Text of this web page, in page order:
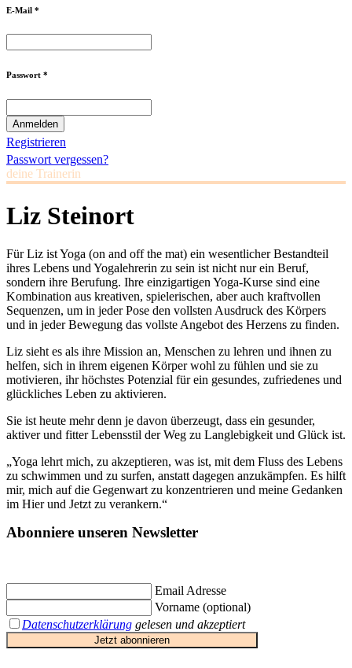
E-Mail *
Passwort *
Registrieren
Passwort vergessen?
deine Trainerin
Liz Steinort
Für Liz ist Yoga (on and off the mat) ein wesentlicher Bestandteil
ihres Lebens und Yogalehrerin zu sein ist nicht nur ein Beruf,
sondern ihre Berufung. Ihre einzigartigen Yoga-Kurse sind eine
Kombination aus kreativen, spielerischen, aber auch kraftvollen
Sequenzen, um in jeder Pose den vollsten Ausdruck des Körpers
und in jeder Bewegung das vollste Angebot des Herzens zu finden.
Liz sieht es als ihre Mission an, Menschen zu lehren und ihnen zu
helfen, sich in ihrem eigenen Körper wohl zu fühlen und sie zu
motivieren, ihr höchstes Potenzial für ein gesundes, zufriedenes und
glückliches Leben zu aktivieren.
Sie ist heute mehr denn je davon überzeugt, dass ein gesunder,
aktiver und fitter Lebensstil der Weg zu Langlebigkeit und Glück ist.
„Yoga lehrt mich, zu akzeptieren, was ist, mit dem Fluss des Lebens
zu schwimmen und zu surfen, anstatt dagegen anzukämpfen. Es hilft
mir, mich auf die Gegenwart zu konzentrieren und meine Gedanken
im Hier und Jetzt zu verankern.“
Abonniere unseren Newsletter
Email Adresse
Vorname (optional)
Datenschutzerklärung gelesen und akzeptiert
Jetzt abonnieren